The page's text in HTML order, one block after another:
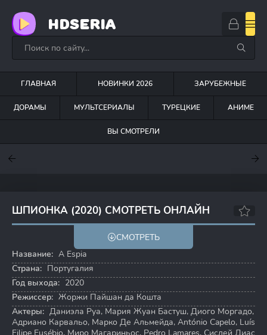
HDSERIA
ГЛАВНАЯ НОВИНКИ 2026 ЗАРУБЕЖНЫЕ
ДОРАМЫ МУЛЬТСЕРИАЛЫ ТУРЕЦКИЕ АНИМЕ
ВЫ СМОТРЕЛИ
ШПИОНКА (2020) СМОТРЕТЬ ОНЛАЙН
7.4
СМОТРЕТЬ
Название: A Espia
Страна: Португалия
Год выхода: 2020
Режиссер: Жоржи Пайшан да Кошта
Актеры: Даниэла Руа, Мария Жуан Бастуш, Диого Моргадо,
Адриано Карвальо, Марко Де Альмейда, António Capelo, Luís